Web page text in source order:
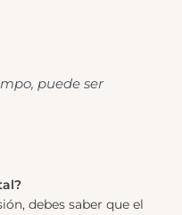
puede ser
debes saber que el